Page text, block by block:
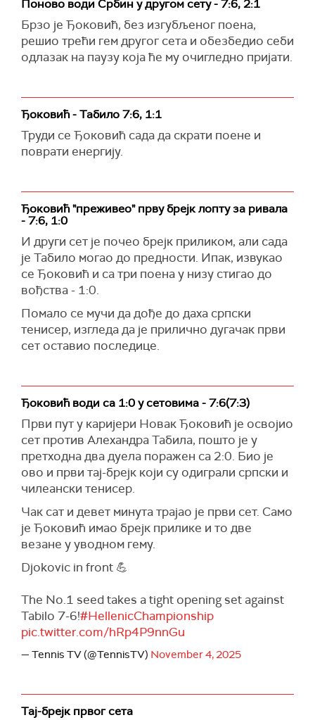
Поново води Србин у другом сету - 7:6, 2:1
Брзо је Ђоковић, без изгубљеног поена,
решио трећи гем другог сета и обезбедио себи
одлазак на паузу која ће му очигледно пријати.
Ђоковић - Табило 7:6, 1:1
Труди се Ђоковић сада да скрати поене и
поврати енергију.
Ђоковић "преживео" прву брејк лопту за ривала
- 7:6, 1:0
И други сет је почео брејк приликом, али сада
је Табило могао до предности. Ипак, извукао
се Ђоковић и са три поена у низу стигао до
вођства - 1:0.
Помало се мучи да дође до даха српски
тенисер, изгледа да је прилично дугачак први
сет оставио последице.
Ђоковић води са 1:0 у сетовима - 7:6(7:3)
Први пут у каријери Новак Ђоковић је освојио
сет против Алехандра Табила, пошто је у
претходна два дуела поражен са 2:0. Био је
ово и први тај-брејк који су одиграли српски и
чилеански тенисер.
Чак сат и девет минута трајао је први сет. Само
је Ђоковић имао брејк прилике и то две
везане у уводном гему.
Djokovic in front 💪
The No.1 seed takes a tight opening set against
Tabilo 7-6!#HellenicChampionship
pic.twitter.com/hRp4P9nnGu
— Tennis TV (@TennisTV) November 4, 2025
Тај-брејк првог сета